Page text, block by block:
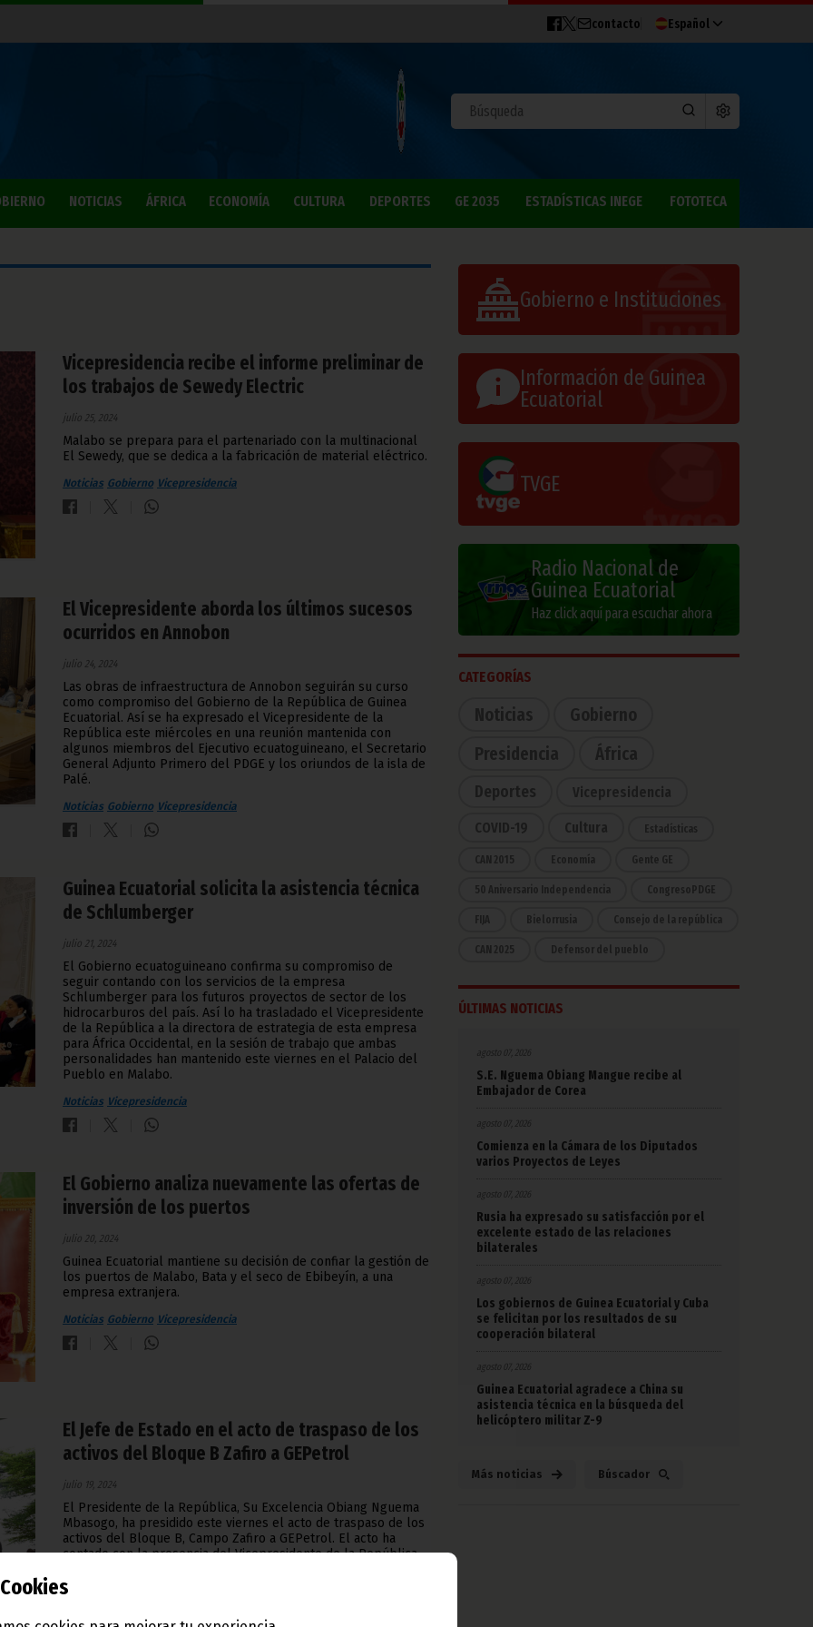
Cookies
contacto Español
NOTICIAS ÁFRICA ECONOMÍA CULTURA DEPORTES GE 2035 ESTADÍSTICAS INEGE FOTOTECA
Vicepresidencia recibe el informe preliminar de
los trabajos de Sewedy Electric
julio 25, 2024
Malabo se prepara para el partenariado con la multinacional
El Sewedy, que se dedica a la fabricación de material eléctrico.
Noticias Gobierno Vicepresidencia
El Vicepresidente aborda los últimos sucesos
ocurridos en Annobon
julio 24, 2024
Las obras de infraestructura de Annobon seguirán su curso
como compromiso del Gobierno de la República de Guinea
Ecuatorial. Así se ha expresado el Vicepresidente de la
República este miércoles en una reunión mantenida con
algunos miembros del Ejecutivo ecuatoguineano, el Secretario
General Adjunto Primero del PDGE y los oriundos de la isla de
Palé.
Noticias Gobierno Vicepresidencia
Guinea Ecuatorial solicita la asistencia técnica
de Schlumberger
julio 21, 2024
El Gobierno ecuatoguineano confirma su compromiso de
seguir contando con los servicios de la empresa
Schlumberger para los futuros proyectos de sector de los
hidrocarburos del país. Así lo ha trasladado el Vicepresidente
de la República a la directora de estrategia de esta empresa
para África Occidental, en la sesión de trabajo que ambas
personalidades han mantenido este viernes en el Palacio del
Pueblo en Malabo.
Noticias Vicepresidencia
El Gobierno analiza nuevamente las ofertas de
inversión de los puertos
julio 20, 2024
Guinea Ecuatorial mantiene su decisión de confiar la gestión de
los puertos de Malabo, Bata y el seco de Ebibeyín, a una
empresa extranjera.
Noticias Gobierno Vicepresidencia
El Jefe de Estado en el acto de traspaso de los
activos del Bloque B Zafiro a GEPetrol
julio 19, 2024
El Presidente de la República, Su Excelencia Obiang Nguema
Mbasogo, ha presidido este viernes el acto de traspaso de los
activos del Bloque B, Campo Zafiro a GEPetrol. El acto ha
contado con la presencia del Vicepresidente de la República,
Nguema Obiang Mangue.
Gobierno e Instituciones
Información de Guinea
Ecuatorial
TVGE
Radio Nacional de
Guinea Ecuatorial
Haz click aquí para escuchar ahora
CATEGORÍAS
Noticias
Gobierno
Presidencia
África
Deportes Vicepresidencia
COVID-19 Cultura Estadísticas
CAN 2015 Economía Gente GE
50 Aniversario Independencia CongresoPDGE
FIJA Bielorrusia Consejo de la república
CAN 2025 Defensor del pueblo
ÚLTIMAS NOTICIAS
agosto 07, 2026
S.E. Nguema Obiang Mangue recibe al
Embajador de Corea
agosto 07, 2026
Comienza en la Cámara de los Diputados
varios Proyectos de Leyes
agosto 07, 2026
Rusia ha expresado su satisfacción por el
excelente estado de las relaciones
bilaterales
agosto 07, 2026
Los gobiernos de Guinea Ecuatorial y Cuba
se felicitan por los resultados de su
cooperación bilateral
agosto 07, 2026
Guinea Ecuatorial agradece a China su
asistencia técnica en la búsqueda del
helicóptero militar Z-9
Más noticias Búscador